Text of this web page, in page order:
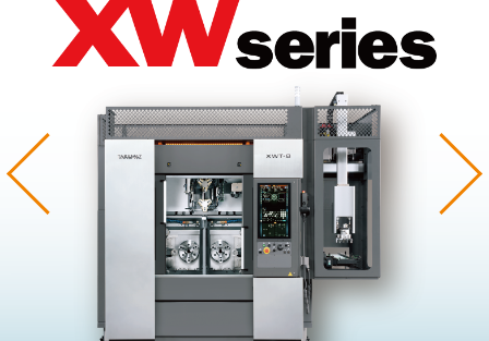
展示会・イベント
コラム
製品ラインナップ
Previous